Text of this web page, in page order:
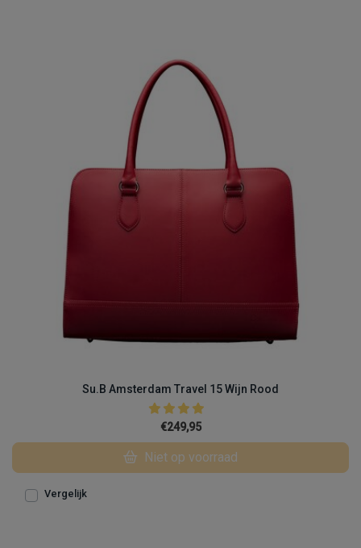
Su.B Amsterdam Travel 15 Wijn Rood
€249,95
Niet op voorraad
Vergelijk